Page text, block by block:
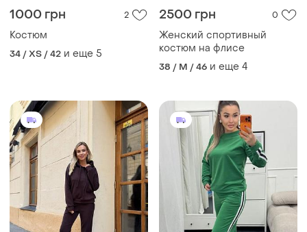
1000 грн 2
Костюм
34 / XS / 42 и еще 5
2500 грн 0
Женский спортивный
костюм на флисе
38 / M / 46 и еще 4